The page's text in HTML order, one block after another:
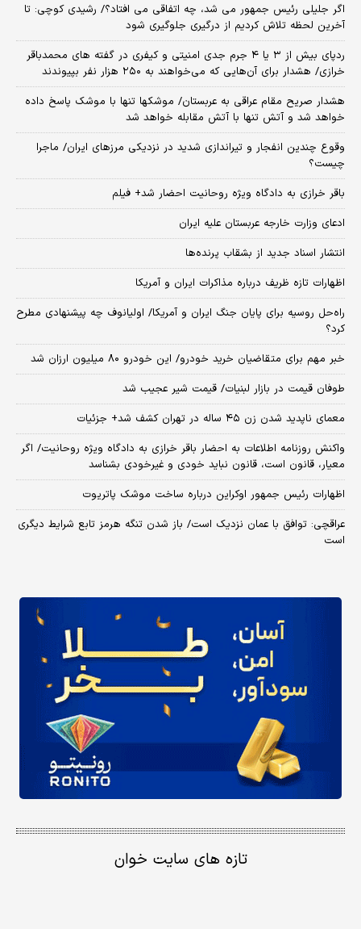
اگر جلیلی رئیس جمهور می شد، چه اتفاقی می افتاد؟/ رشیدی کوچی: تا
آخرین لحظه تلاش کردیم از درگیری جلوگیری شود
ردپای بیش از ۳ یا ۴ جرم جدی امنیتی و کیفری در گفته های محمدباقر
خرازی/ هشدار برای آن‌هایی که می‌خواهند به ۲۵۰ هزار نفر بپیوندند
هشدار صریح مقام عراقی به عربستان/ موشکها تنها با موشک پاسخ داده
خواهد شد و آتش تنها با آتش مقابله خواهد شد
وقوع چندین انفجار و تیراندازی شدید در نزدیکی مرز‌های ایران/ ماجرا
چیست؟
باقر خرازی به دادگاه ویژه روحانیت احضار شد+ فیلم
ادعای وزارت خارجه عربستان علیه ایران
انتشار اسناد جدید از بشقاب پرنده‌ها
اظهارات تازه ظریف درباره مذاکرات ایران و آمریکا
راه‌حل روسیه برای پایان جنگ ایران و آمریکا/ اولیانوف چه پیشنهادی مطرح
کرد؟
خبر مهم برای متقاضیان خرید خودرو/ این خودرو ۸۰ میلیون ارزان شد
طوفان قیمت در بازار لبنیات/ قیمت شیر عجیب شد
معمای ناپدید شدن زن ۴۵ ساله در تهران کشف شد+ جزئیات
واکنش روزنامه اطلاعات به احضار باقر خرازی به دادگاه ویژه روحانیت/ اگر
معیار، قانون است، قانون نباید خودی و غیرخودی بشناسد
اظهارات رئیس جمهور اوکراین درباره ساخت موشک پاتریوت
عراقچی: توافق با عمان نزدیک است/ باز شدن تنگه هرمز تابع شرایط دیگری
است
تازه های سایت خوان